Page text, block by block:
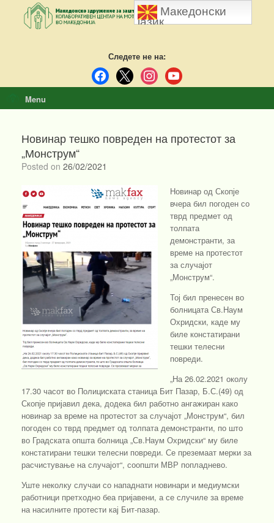
content
Следете не на:
facebook
x instagramyoutube
Menu
Новинар тешко повреден на протестот за
„Монструм“
Posted on 26/02/2021
Новинар од Скопје
вчера бил погоден со
тврд предмет од
толпата
демонстранти, за
време на протестот
за случајот
„Монструм“.
Тој бил пренесен во
болницата Св.Наум
Охридски, каде му
биле констатирани
тешки телесни
повреди.
„На 26.02.2021 околу
17.30 часот во Полициската станица Бит Пазар, Б.С.(49) од
Скопје пријавил дека, додека бил работно ангажиран како
новинар за време на протестот за случајот „Монструм“, бил
погоден со тврд предмет од толпата демонстранти, по што
во Градската општа болница „Св.Наум Охридски“ му биле
констатирани тешки телесни повреди. Се преземаат мерки за
расчистување на случајот“, соопшти МВР попладнево.
Уште неколку случаи со нападнати новинари и медиумски
работници претходно беа пријавени, а се случиле за време
на насилните протести кај Бит-пазар.
Македонски
јазик